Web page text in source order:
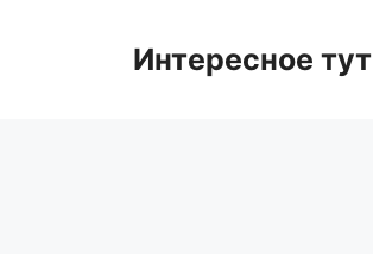
Интересное тут